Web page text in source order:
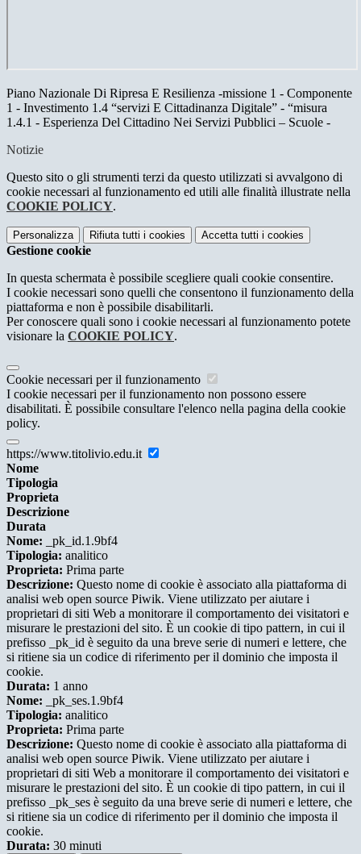
Piano Nazionale Di Ripresa E Resilienza -missione 1 - Componente
1 - Investimento 1.4 “servizi E Cittadinanza Digitale” - “misura
1.4.1 - Esperienza Del Cittadino Nei Servizi Pubblici – Scuole -
Notizie
Questo sito o gli strumenti terzi da questo utilizzati si avvalgono di
cookie necessari al funzionamento ed utili alle finalità illustrate nella
COOKIE POLICY.
Personalizza Rifiuta tutti i cookies Accetta tutti i cookies
Gestione cookie
In questa schermata è possibile scegliere quali cookie consentire.
I cookie necessari sono quelli che consentono il funzionamento della
piattaforma e non è possibile disabilitarli.
Per conoscere quali sono i cookie necessari al funzionamento potete
visionare la COOKIE POLICY.
Cookie necessari per il funzionamento
I cookie necessari per il funzionamento non possono essere
disabilitati. È possibile consultare l'elenco nella pagina della cookie
policy.
https://www.titolivio.edu.it
Nome
Tipologia
Proprieta
Descrizione
Durata
Nome: _pk_id.1.9bf4
Tipologia: analitico
Proprieta: Prima parte
Descrizione: Questo nome di cookie è associato alla piattaforma di
analisi web open source Piwik. Viene utilizzato per aiutare i
proprietari di siti Web a monitorare il comportamento dei visitatori e
misurare le prestazioni del sito. È un cookie di tipo pattern, in cui il
prefisso _pk_id è seguito da una breve serie di numeri e lettere, che
si ritiene sia un codice di riferimento per il dominio che imposta il
cookie.
Durata: 1 anno
Nome: _pk_ses.1.9bf4
Tipologia: analitico
Proprieta: Prima parte
Descrizione: Questo nome di cookie è associato alla piattaforma di
analisi web open source Piwik. Viene utilizzato per aiutare i
proprietari di siti Web a monitorare il comportamento dei visitatori e
misurare le prestazioni del sito. È un cookie di tipo pattern, in cui il
prefisso _pk_ses è seguito da una breve serie di numeri e lettere, che
si ritiene sia un codice di riferimento per il dominio che imposta il
cookie.
Durata: 30 minuti